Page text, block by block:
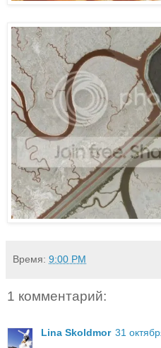
Время: 9:00 PM
1 комментарий:
Lina Skoldmor 31